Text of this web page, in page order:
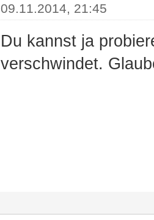
09.11.2014, 21:45
Du kannst ja
verschwindet.